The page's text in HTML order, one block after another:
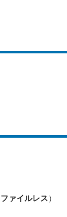
ファイルレス）